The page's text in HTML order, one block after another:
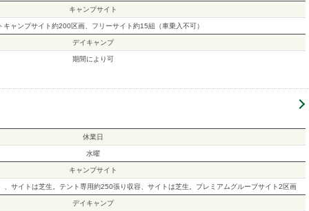
キャンプサイト
キャンプサイト約200区画、フリーサイト約15組（車乗入不可）
デイキャンプ
期間により可
休業日
水曜
キャンプサイト
、サイトは芝生。テント専用約250張り収容、サイトは芝生。プレミアムグループサイト2区画
デイキャンプ